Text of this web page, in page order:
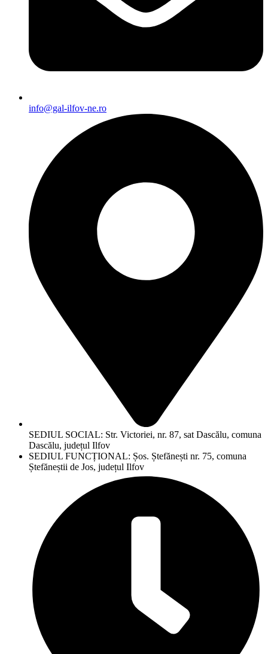
info@gal-ilfov-ne.ro
SEDIUL SOCIAL: Str. Victoriei, nr. 87, sat Dascălu, comuna
Dascălu, județul Ilfov
SEDIUL FUNCȚIONAL: Șos. Ștefănești nr. 75, comuna
Ștefăneștii de Jos, județul Ilfov